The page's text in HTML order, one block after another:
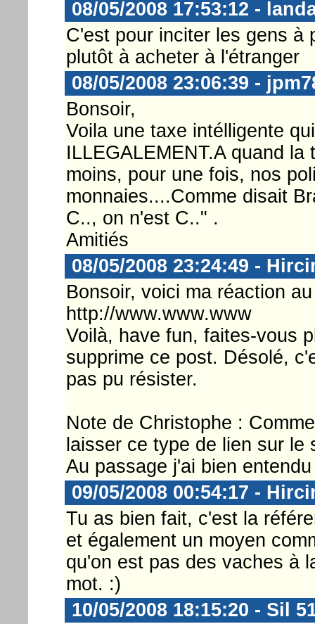
08/05/2008 17:53:12 -
C'est pour inciter les gens à
plutôt à acheter à l'étranger
08/05/2008 23:06:39 -
Bonsoir,
Voila une taxe intélligente
ILLEGALEMENT.A quand
moins, pour une fois, nos
monnaies....Comme disait
C.., on n'est C.." .
Amitiés
08/05/2008 23:24:49 -
Bonsoir, voici ma réaction
http://www.www.www
Voilà, have fun, faites-vous
supprime ce post. Désolé,
pas pu résister.
Note de Christophe :
laisser ce type de lien sur le
Au passage j'ai bien
09/05/2008 00:54:17 -
Tu as bien fait, c'est la
et également un moyen
qu'on est pas des vaches à
mot. :)
10/05/2008 18:15:20 - Sil